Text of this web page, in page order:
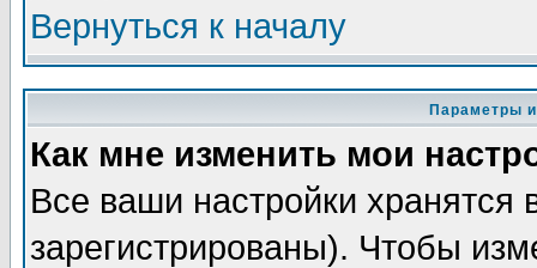
Вернуться к началу
Параметры
Как мне изменить мои
Все ваши настройки
зарегистрированы). Чтобы